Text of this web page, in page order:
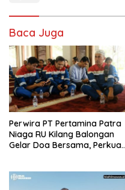
Baca Juga
Perwira PT Pertamina Patra
Niaga RU Kilang Balongan
Gelar Doa Bersama, Perkuat